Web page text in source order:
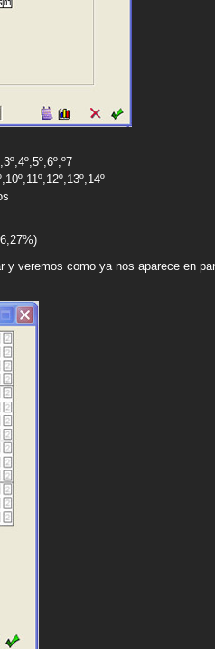
veremos como ya nos aparece en